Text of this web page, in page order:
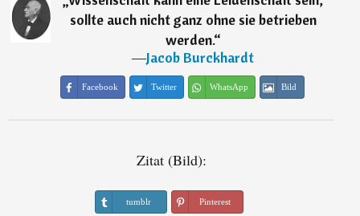
sollte auch nicht ganz ohne sie betrieben
werden.“
―Jacob Burckhardt
Facebook Twitter WhatsApp Bild
Zitat (Bild):
tumblr Pinterest